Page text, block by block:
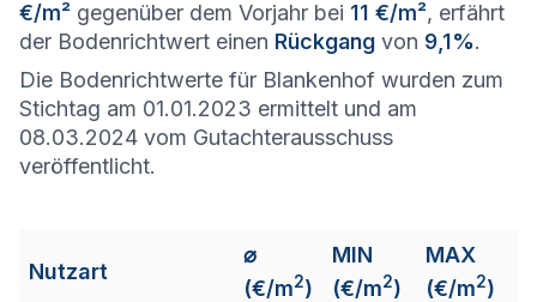
€/m² gegenüber dem Vorjahr bei 11 €/m², erfährt
der Bodenrichtwert einen Rückgang von 9,1%.
Die Bodenrichtwerte für Blankenhof wurden zum
Stichtag am 01.01.2023 ermittelt und am
08.03.2024 vom Gutachterausschuss
veröffentlicht.
Nutzart
⌀
(€/m2)
MIN
(€/m2)
MAX
(€/m2)